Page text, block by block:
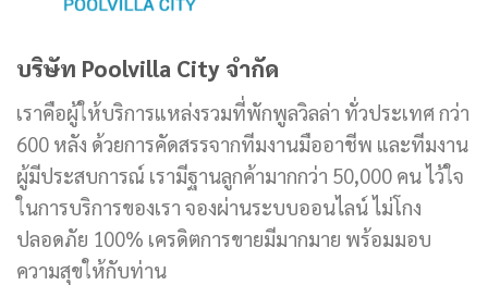
บริษัท Poolvilla City จำกัด
เราคือผู้ให้บริการแหล่งรวมที่พักพูลวิลล่า ทั่วประเทศ กว่า
600 หลัง ด้วยการคัดสรรจากทีมงานมืออาชีพ และทีมงาน
ผู้มีประสบการณ์ เรามีฐานลูกค้ามากกว่า 50,000 คน ไว้ใจ
ในการบริการของเรา จองผ่านระบบออนไลน์ ไม่โกง
ปลอดภัย 100% เครดิตการขายมีมากมาย พร้อมมอบ
ความสุขให้กับท่าน